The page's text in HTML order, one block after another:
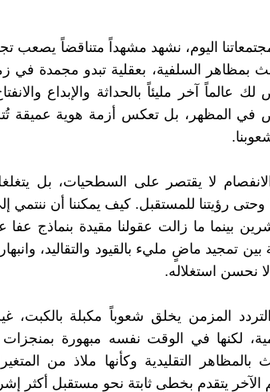
اليوم، نشهد مشهداً متناقضاً
بمظاهر السلفية، بعقلية تبدو مجمدة
عالماً آخر مليئاً بالحداثة والإبداع
في المظهر، بل تعكس أزمة هوية عميقة
لا يقتصر على السطحيات، بل
وحتى رؤيتنا للمستقبل. كيف يمكننا أن
بينما ما زالت عقولنا مقيدة بنماذج
بين تمجيد ماضٍ مليء بالقيود والتقاليد،
لا نحسن استغلاله.
المزمن يخلق شعوباً مكبلة بالكبت،
لكنها في الوقت نفسه مبهورة
بالمظاهر التقليدية وكأنها ملاذ من
الآخر يتقدم بخطى ثابتة نحو مستقبل أكثر